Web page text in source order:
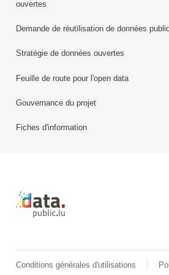
ouvertes
Demande de réutilisation de données
Stratégie de données ouvertes
Feuille de route pour l'open data
Gouvernance du projet
Fiches d'information
Retour à l'accueil de
Conditions générales d'utilisations